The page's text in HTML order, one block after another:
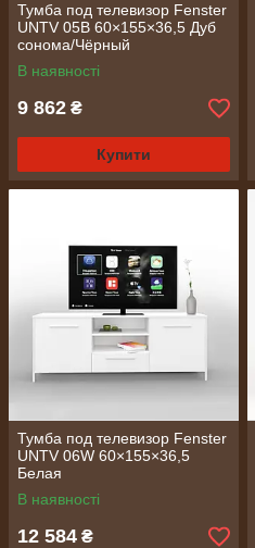
Тумба под телевизор Fenster
UNTV 05B 60×155×36,5 Дуб
сонома/Чёрный
В наявності
9 862 ₴
Купити
Тумба под телевизор Fenster
UNTV 06W 60×155×36,5
Белая
В наявності
12 584 ₴